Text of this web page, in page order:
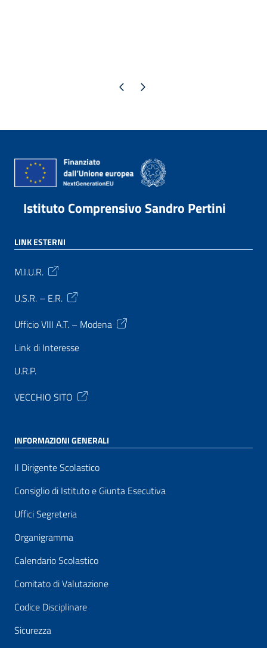
Pagina precedente
Pagina successiva
Istituto Comprensivo Sandro Pertini
LINK ESTERNI
M.I.U.R.
U.S.R. – E.R.
Ufficio VIII A.T. – Modena
Link di Interesse
U.R.P.
VECCHIO SITO
INFORMAZIONI GENERALI
Il Dirigente Scolastico
Consiglio di Istituto e Giunta Esecutiva
Uffici Segreteria
Organigramma
Calendario Scolastico
Comitato di Valutazione
Codice Disciplinare
Sicurezza